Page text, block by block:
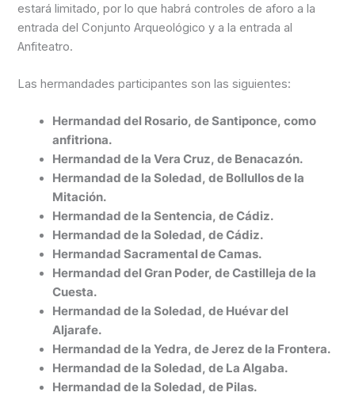
estará limitado, por lo que habrá controles de aforo a la
entrada del Conjunto Arqueológico y a la entrada al
Anfiteatro.
Las hermandades participantes son las siguientes:
Hermandad del Rosario, de Santiponce, como
anfitriona.
Hermandad de la Vera Cruz, de Benacazón.
Hermandad de la Soledad, de Bollullos de la
Mitación.
Hermandad de la Sentencia, de Cádiz.
Hermandad de la Soledad, de Cádiz.
Hermandad Sacramental de Camas.
Hermandad del Gran Poder, de Castilleja de la
Cuesta.
Hermandad de la Soledad, de Huévar del
Aljarafe.
Hermandad de la Yedra, de Jerez de la Frontera.
Hermandad de la Soledad, de La Algaba.
Hermandad de la Soledad, de Pilas.